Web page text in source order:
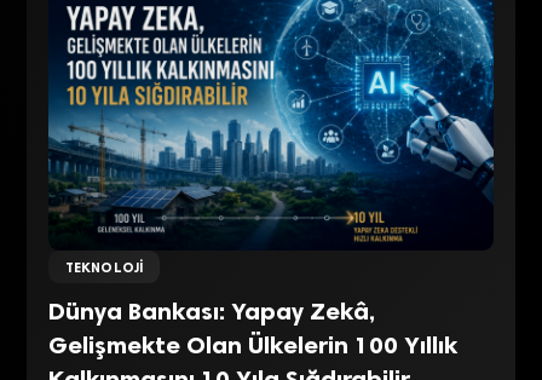
TEKNOLOJI
Dünya Bankası: Yapay Zekâ,
Gelişmekte Olan Ülkelerin 100 Yıllık